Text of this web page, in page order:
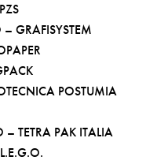
GRAFISYSTEM
POSTUMIA
TETRA PAK ITALIA